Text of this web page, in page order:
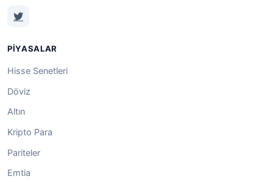
PIYASALAR
Hisse Senetleri
Döviz
Altın
Kripto Para
Pariteler
Emtia